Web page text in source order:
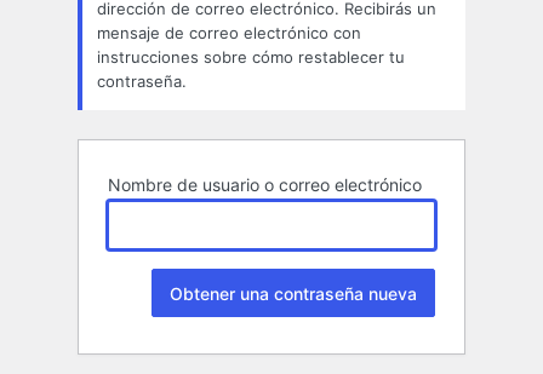
dirección de correo electrónico. Recibirás un
mensaje de correo electrónico con
instrucciones sobre cómo restablecer tu
contraseña.
Nombre de usuario o correo electrónico